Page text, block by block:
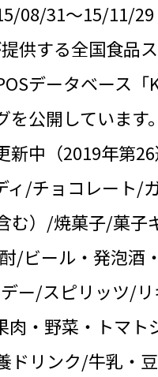
08/31～15/11/29
供する全国食品
データベース
を公開していま
中（2019年第26
/チョコレート/
む）/焼菓子/菓子
ール・発泡酒
ー/スピリッツ/
・野菜・トマト
ドリンク/牛乳・